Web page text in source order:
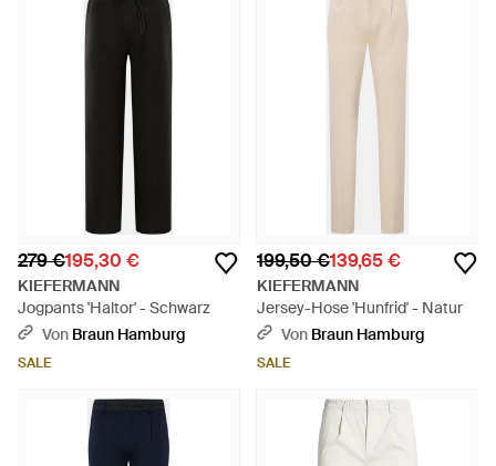
279 €195,30 €
KIEFERMANN
Jogpants 'Haltor' - Schwarz
Von Braun Hamburg
SALE
199,50 €139,65 €
KIEFERMANN
Jersey-Hose 'Hunfrid' - Natur
Von Braun Hamburg
SALE